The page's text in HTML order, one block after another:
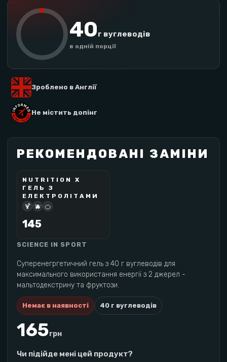
40г вуглеводів
в одній порції
Зроблено в Англії
Не містить допінг
SCIENCE IN SPORT
Суперенегргетичний гель з 40 г вуглеводів для
максимального використання енергії з 2 джерел -
мальтодекстрину та фруктози.
Немає в наявності 40 г вуглеводів
165грн
Чи підійде мені цей продукт?
РЕКОМЕНДОВАНІ ЗАМІНИ
NUTRITIONX
ОЧІКУЄТЬСЯ
NUTRITION X
ГЕЛЬ З
ЕЛЕКТРОЛІТАМИ
🍹 🫐 🍊
145